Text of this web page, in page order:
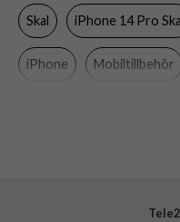
Färg
Material
Skal iPhone 14 Pro
iPhone Mobiltillbehör